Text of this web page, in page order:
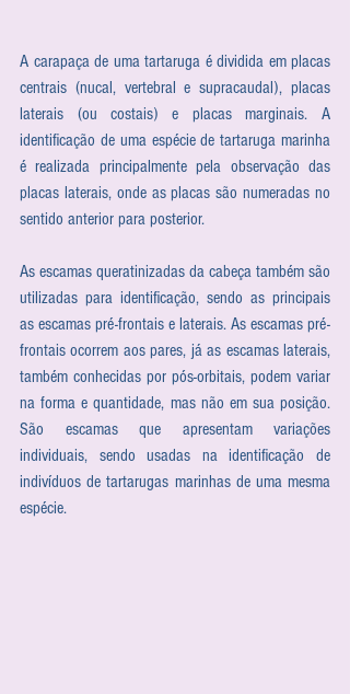
A carapaça de uma tartaruga é dividida em placas
centrais (nucal, vertebral e supracaudal), placas
laterais (ou costais) e placas marginais. A
identificação de uma espécie de tartaruga marinha
é realizada principalmente pela observação das
placas laterais, onde as placas são numeradas no
sentido anterior para posterior.
As escamas queratinizadas da cabeça também são
utilizadas para identificação, sendo as principais
as escamas pré-frontais e laterais. As escamas pré-
frontais ocorrem aos pares, já as escamas laterais,
também conhecidas por pós-orbitais, podem variar
na forma e quantidade, mas não em sua posição.
São escamas que apresentam variações
individuais, sendo usadas na identificação de
indivíduos de tartarugas marinhas de uma mesma
espécie.